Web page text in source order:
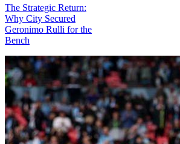
The Strategic Return:
Why City Secured
Geronimo Rulli for the
Bench